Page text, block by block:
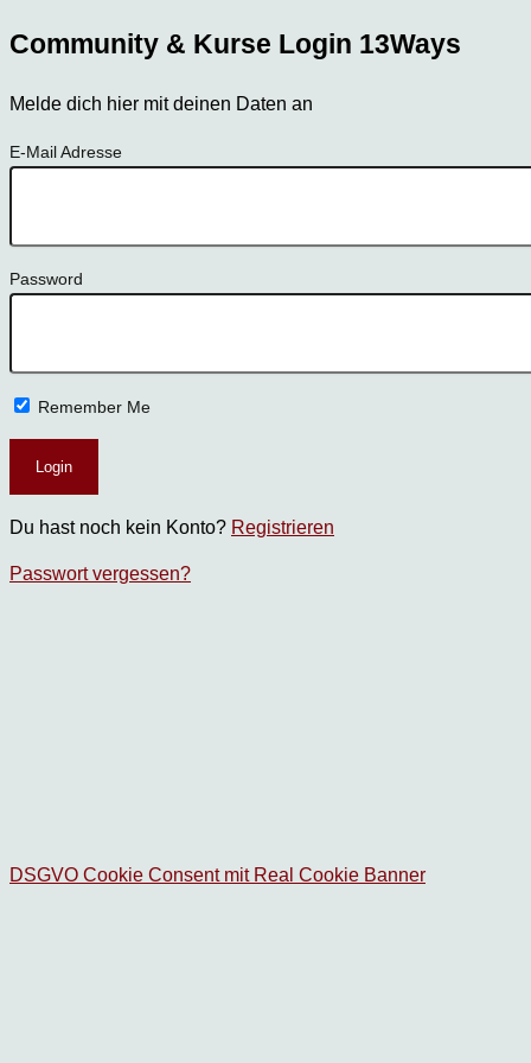
Community & Kurse Login 13Ways
Melde dich hier mit deinen Daten an
E-Mail Adresse
Password
Remember Me
Du hast noch kein Konto? Registrieren
Passwort vergessen?
DSGVO Cookie Consent mit Real Cookie Banner